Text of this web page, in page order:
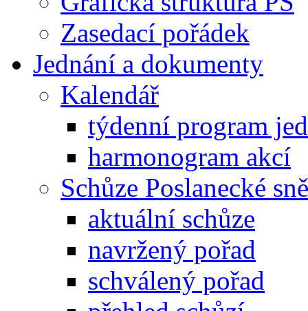
Zasedací pořádek
Jednání a dokumenty
Kalendář
týdenní program
harmonogram akcí
Schůze Poslanecké
aktuální schůze
navržený pořad
schválený pořad